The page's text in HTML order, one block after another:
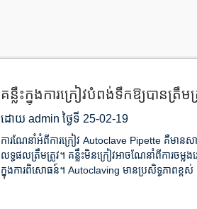
គន្លឹះក្នុងការក្រៀវបំពង់ទឹកឱ្យបានត្រឹ
ដោយ admin ថ្ងៃទី 25-02-19
ការណែនាំអំពីការក្រៀវ Autoclave Pipette គឺមានស
លទ្ធផលត្រឹមត្រូវ។ គន្លឹះមិនក្រៀវអាចណែនាំពីការចម្
ក្នុងការពិសោធន៍។ Autoclaving មានប្រសិទ្ធភាពខ្ព